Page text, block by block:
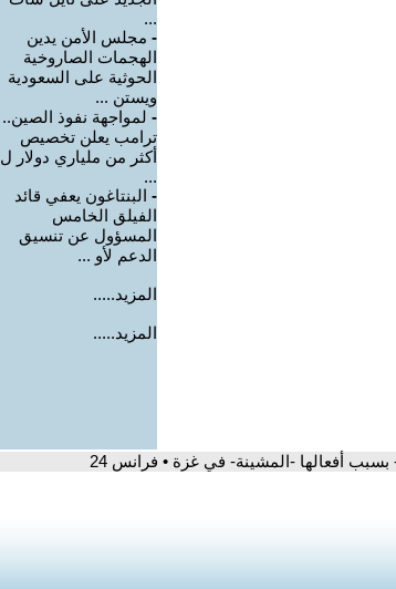
...
- مجلس الأمن يدين
الهجمات الصاروخية
الحوثية على السعودية
ويستن ...
- لمواجهة نفوذ الصين..
ترامب يعلن تخصيص
أكثر من ملياري دولار ل
...
- البنتاغون يعفي قائد
الفيلق الخامس
المسؤول عن تنسيق
الدعم لأو ...
المزيد.....
المزيد.....
أفعالها -المشينة- في غزة • فرانس 24